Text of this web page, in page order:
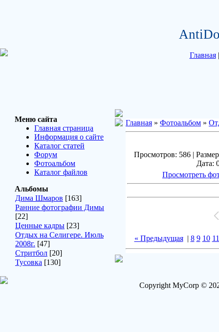
Главная
Меню сайта
Главная страница
Информация о сайте
Каталог статей
Форум
Фотоальбом
Каталог файлов
Альбомы
Дима Шмаров [163]
Ранние фотографии Димы
[22]
Ценные кадры [23]
Отдых на Селигере. Июль
2008г. [47]
Стритбол [20]
Тусовка [130]
Главная » Фотоальбом »
Просмотров: 586 |
Дата:
Просмотреть
« Предыдущая| 8 9 10 11
Copyright MyCorp ©